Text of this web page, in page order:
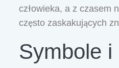
człowieka, a z czasem
często zaskakujących
Symbole i